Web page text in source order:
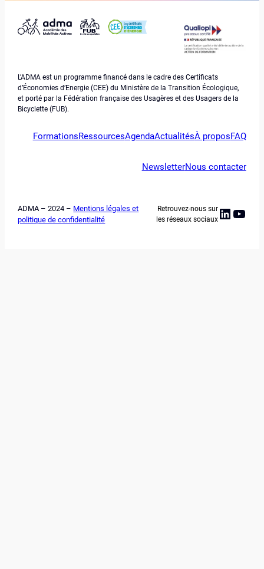
L’ADMA est un programme financé dans le cadre des Certificats
d’Économies d’Energie (CEE) du Ministère de la Transition Écologique,
et porté par la Fédération française des Usagères et des Usagers de la
Bicyclette (FUB).
FormationsRessourcesAgendaActualitésÀ proposFAQ
NewsletterNous contacter
ADMA – 2024 – Mentions légales et
politique de confidentialité
Retrouvez-nous sur
les réseaux sociaux